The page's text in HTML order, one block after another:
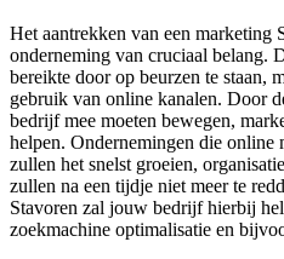
Het aantrekken van een marketing
onderneming van cruciaal belang.
bereikte door op beurzen te staan,
gebruik van online kanalen. Door
bedrijf mee moeten bewegen,
helpen. Ondernemingen die online
zullen het snelst groeien,
zullen na een tijdje niet meer te
Stavoren zal jouw bedrijf hierbij
zoekmachine optimalisatie en